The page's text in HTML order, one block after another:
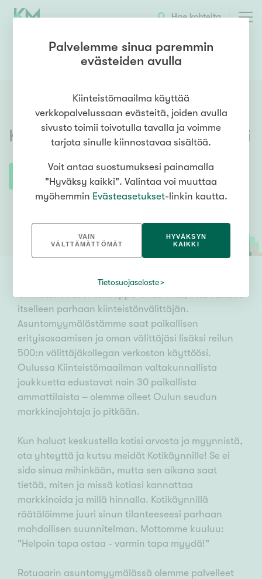
Hae kohteita
0106338800 OTA YHTEYTTÄ
KiinteistömaailmaOulu Rotuaari
Onnistunut asuntokauppa alkaa siitä, että valitsee
itselleen parhaan kiinteistönvälittäjän.
Asuntomyymälästämme saat paikallisen
erityisosaamisen ja oman välittäjäsi lisäksi reilun
500:n välittäjäkollegan verkoston käyttöösi.
Oulussa Kiinteistömaailman valtakunnallista
joukkuetta edustavat noin 30 paikallista
ammattilaista – olemme olleet Oulun seudun
markkinajohtaja jo pitkään.
Kun haluat keskustella kotisi arvosta ja myynnistä,
ota yhteyttä ja kutsu meidät Kotikäynnille! Se ei
sido sinua mihinkään, mutta sen aikana saat
tietää, miten ja missä kotiasi kannattaa
markkinoida ja millä hinnalla. Kotikäynnillä
räätälöimme juuri sinun tilanteeseesi parhaan
mahdollisen suunnitelman. Mottomme kuuluu:
"Helpoin tapa ostaa - varmin tapa myydä!"
Rotuaarin asuntomyymälässä olemme palvelleet
Palvelemme sinua paremmin
evästeiden avulla
Kiinteistömaailma käyttää
verkkopalvelussaan evästeitä, joiden avulla
sivusto toimii toivotulla tavalla ja voimme
tarjota sinulle kiinnostavaa sisältöä.
Voit antaa suostumuksesi painamalla
"Hyväksy kaikki". Valintaa voi muuttaa
myöhemmin Evästeasetukset-linkin kautta.
VAIN
VÄLTTÄMÄTTÖMÄT
HYVÄKSYN
KAIKKI
Tietosuojaseloste